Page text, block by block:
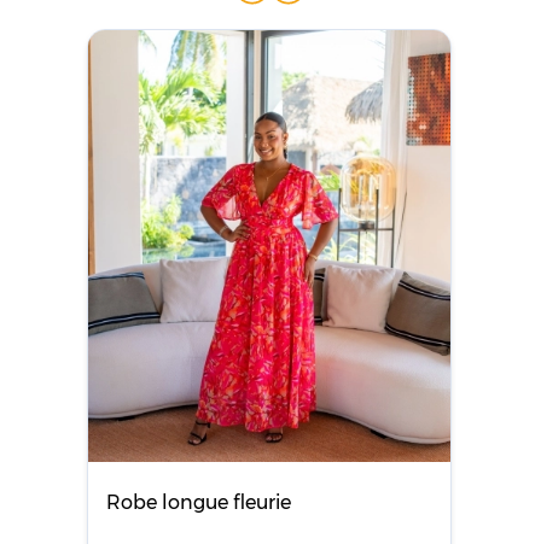
Robe longue fleurie